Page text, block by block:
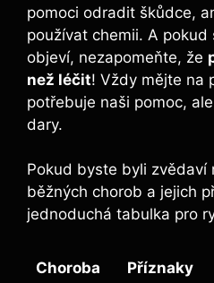
pomoci odradit škůdce,
používat chemii. A
objeví, nezapomeňte, že
než léčit! Vždy mějte na
potřebuje naši pomoc,
dary.
Pokud byste byli zvědaví
běžných chorob a jejich
jednoduchá tabulka pro
Choroba Příznaky